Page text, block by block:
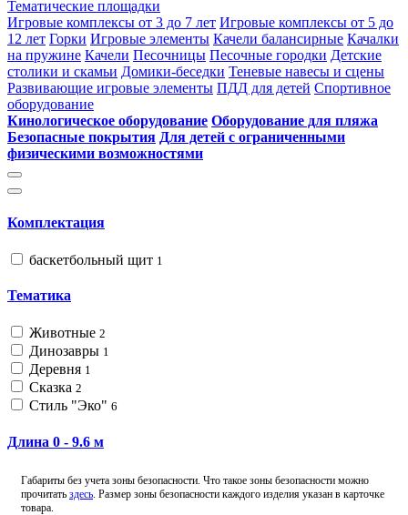
Тематические площадки
Игровые комплексы от 3 до 7 лет Игровые комплексы от 5 до
12 лет Горки Игровые элементы Качели балансирные Качалки
на пружине Качели Песочницы Песочные городки Детские
столики и скамьи Домики-беседки Теневые навесы и сцены
Развивающие игровые элементы ПДД для детей Спортивное
оборудование
Кинологическое оборудование Оборудование для пляжа
Безопасные покрытия Для детей с ограниченными
физическими возможностями
Комплектация
баскетбольный щит 1
Тематика
Животные 2
Динозавры 1
Деревня 1
Сказка 2
Стиль "Эко" 6
Длина 0 - 9.6 м
Габариты без учета зоны безопасности. Что такое зоны безопасности можно
прочитать здесь. Размер зоны безопасности каждого изделия указан в карточке
товара.